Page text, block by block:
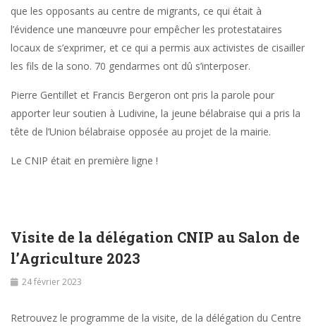
que les opposants au centre de migrants, ce qui était à
l’évidence une manœuvre pour empêcher les protestataires
locaux de s’exprimer, et ce qui a permis aux activistes de cisailler
les fils de la sono. 70 gendarmes ont dû s’interposer.
Pierre Gentillet et Francis Bergeron ont pris la parole pour
apporter leur soutien à Ludivine, la jeune bélabraise qui a pris la
tête de l’Union bélabraise opposée au projet de la mairie.
Le CNIP était en première ligne !
Visite de la délégation CNIP au Salon de
l’Agriculture 2023
24 février 2023
Retrouvez le programme de la visite, de la délégation du Centre